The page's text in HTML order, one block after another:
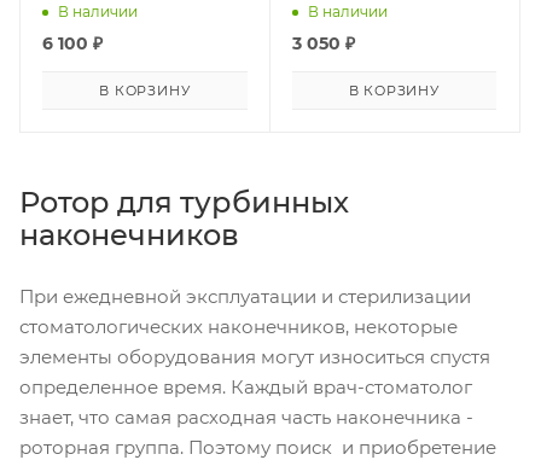
В наличии
6 100 ₽
В КОРЗИНУ
В наличии
3 050 ₽
В КОРЗИНУ
Ротор для турбинных
наконечников
При ежедневной эксплуатации и стерилизации
стоматологических наконечников, некоторые
элементы оборудования могут износиться спустя
определенное время. Каждый врач-стоматолог
знает, что самая расходная часть наконечника -
роторная группа. Поэтому поиск и приобретение